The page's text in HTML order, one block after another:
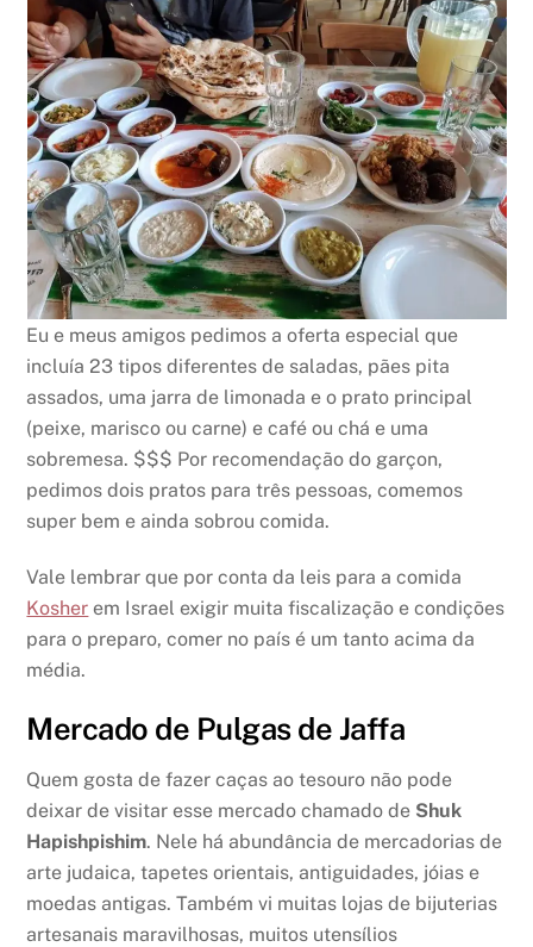
Eu e meus amigos pedimos a oferta especial que
incluía 23 tipos diferentes de saladas, pães pita
assados, uma jarra de limonada e o prato principal
(peixe, marisco ou carne) e café ou chá e uma
sobremesa. $$$ Por recomendação do garçon,
pedimos dois pratos para três pessoas, comemos
super bem e ainda sobrou comida.
Vale lembrar que por conta da leis para a comida
Kosher em Israel exigir muita fiscalização e condições
para o preparo, comer no país é um tanto acima da
média.
Mercado de Pulgas de Jaffa
Quem gosta de fazer caças ao tesouro não pode
deixar de visitar esse mercado chamado de Shuk
Hapishpishim. Nele há abundância de mercadorias de
arte judaica, tapetes orientais, antiguidades, jóias e
moedas antigas. Também vi muitas lojas de bijuterias
artesanais maravilhosas, muitos utensílios